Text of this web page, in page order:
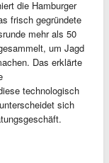
die Hamburger
frisch gegründete
mehr als 50
um Jagd
Das erklärte
technologisch
sich